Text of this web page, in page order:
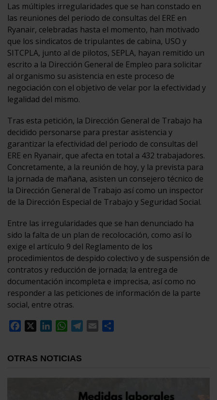
Las múltiples irregularidades que se han constado en
las reuniones del periodo de consultas del ERE en
Ryanair, celebradas hasta el momento, han motivado
que los sindicatos de tripulantes de cabina, USO y
SITCPLA, junto al de pilotos, SEPLA, hayan remitido un
escrito a la Dirección General de Empleo para solicitar
al organismo su asistencia en este proceso de
negociación con el objetivo de velar por la efectividad y
legalidad del mismo.
Tras esta petición, la Dirección General de Trabajo ha
decidido personarse para prestar asistencia y
garantizar la efectividad del periodo de consultas del
ERE en Ryanair, que afecta en total a 432 trabajadores.
Concretamente, a la reunión de hoy, y la prevista para
la jornada de mañana, asisten un consejero técnico de
la Dirección General de Trabajo así como un inspector
de la Dirección Especial de Trabajo y Seguridad Social.
Entre las irregularidades que se han denunciado ha
sido la falta de un plan de recolocación, como así lo
exige el artículo 9 del Reglamento de los
procedimientos de despido colectivo y de suspensión de
contratos y reducción de jornada; la entrega de
documentación incompleta e imprecisa, así como no
responder a las peticiones de información de la parte
social, entre otras.
Facebook
LinkedInWhatsApp
Telegram
Email
OTRAS NOTICIAS